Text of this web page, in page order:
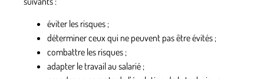
éviter les risques ;
déterminer ceux qui ne peuvent pas être évités ;
combattre les risques ;
adapter le travail au salarié ;